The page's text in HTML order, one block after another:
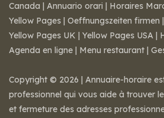
Canada | Annuario orari | Horaires
Yellow Pages | Oeffnungszeiten firmen |
Yellow Pages UK | Yellow Pages USA |
Agenda en ligne | Menu restaurant |
Copyright © 2026 | Annuaire-horaire
professionnel qui vous aide à trouver
et fermeture des adresses